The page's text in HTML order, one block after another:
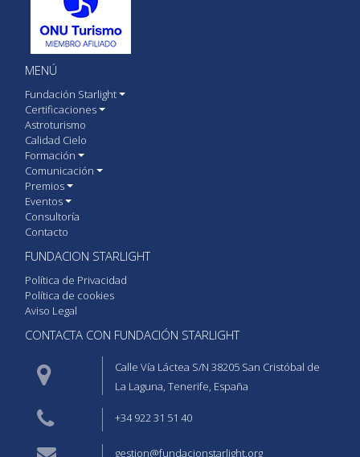
MENÚ
Fundación Starlight
Certificaciones
Astroturismo
Calidad Cielo
Formación
Comunicación
Premios
Eventos
Consultoría
Contacto
FUNDACION STARLIGHT
Política de Privacidad
Política de cookies
Aviso Legal
CONTACTA CON FUNDACIÓN STARLIGHT
Calle Vía Láctea S/N 38205 San Cristóbal de
La Laguna, Tenerife, España
+34 922 31 51 40
gestion@fundacionstarlight.org